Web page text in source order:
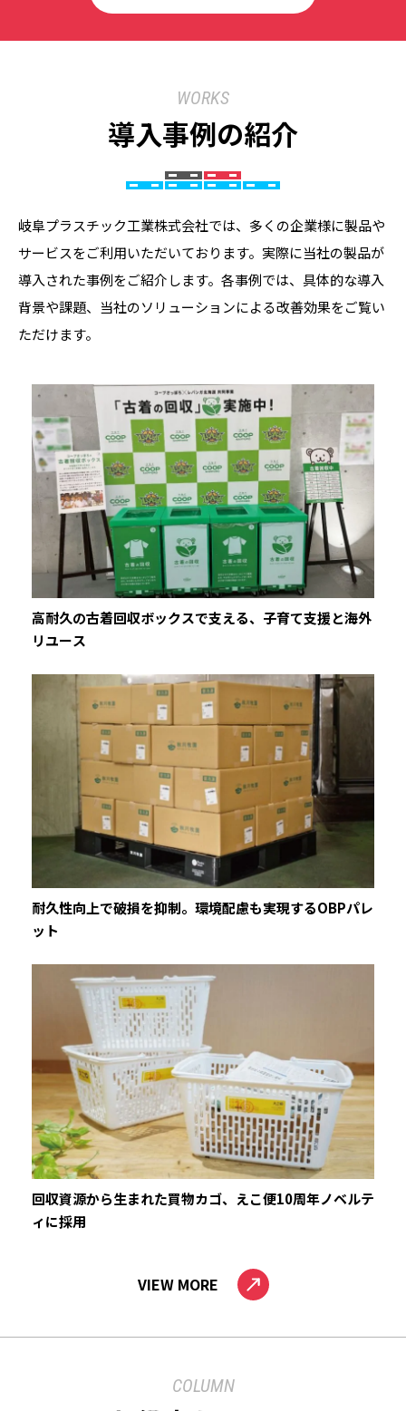
WORKS
導入事例の紹介
岐阜プラスチック工業株式会社では、多くの企業様に製品や
サービスをご利用いただいております。実際に当社の製品が
導入された事例をご紹介します。各事例では、具体的な導入
背景や課題、当社のソリューションによる改善効果をご覧い
ただけます。
高耐久の古着回収ボックスで支える、子育て支援と海外
リユース
耐久性向上で破損を抑制。環境配慮も実現するOBPパレ
ット
回収資源から生まれた買物カゴ、えこ便10周年ノベルテ
ィに採用
VIEW MORE
COLUMN